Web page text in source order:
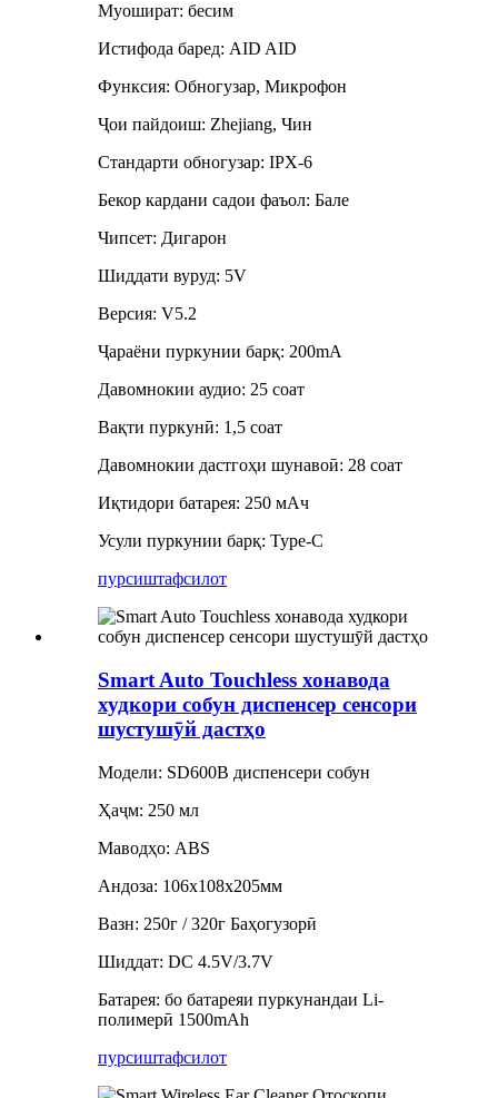
Муошират: бесим
Истифода баред: AID AID
Функсия: Обногузар, Микрофон
Ҷои пайдоиш: Zhejiang, Чин
Стандарти обногузар: IPX-6
Бекор кардани садои фаъол: Бале
Чипсет: Дигарон
Шиддати вуруд: 5V
Версия: V5.2
Ҷараёни пуркунии барқ: 200mA
Давомнокии аудио: 25 соат
Вақти пуркунӣ: 1,5 соат
Давомнокии дастгоҳи шунавоӣ: 28 соат
Иқтидори батарея: 250 мАч
Усули пуркунии барқ: Type-C
пурсиштафсилот
Smart Auto Touchless хонавода
худкори собун диспенсер сенсори
шустушӯй дастҳо
Модели: SD600B диспенсери собун
Ҳаҷм: 250 мл
Маводҳо: ABS
Андоза: 106x108x205мм
Вазн: 250г / 320г Баҳогузорӣ
Шиддат: DC 4.5V/3.7V
Батарея: бо батареяи пуркунандаи Li-
полимерӣ 1500mAh
пурсиштафсилот